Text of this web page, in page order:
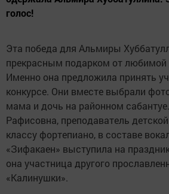
голос!
Эта победа для Альмиры
прекрасным подарком от
Именно она предложила принять
конкурсе. Они вместе выбрали
мама и дочь на районном
Рафисовна, преподаватель
классу фортепиано, в составе
«Зифакаен» выступила на
она участница другого
«Калинушки».